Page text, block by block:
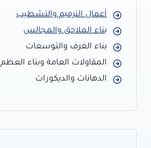
أعمال الترميم والتشطيب
بناء الملاحق والمجالس
بناء الغرف والتوسعات
المقاولات العامة وبناء العظم
الدهانات والديكورات